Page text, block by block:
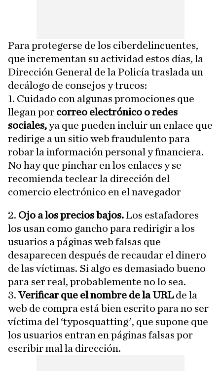
Para protegerse de los ciberdelincuentes,
que incrementan su actividad estos días, la
Dirección General de la Policía traslada un
decálogo de consejos y trucos:
1. Cuidado con algunas promociones que
llegan por correo electrónico o redes
sociales,ya que pueden incluir un enlace que
redirige a un sitio web fraudulento para
robar la información personal y financiera.
No hay que pinchar en los enlaces y se
recomienda teclear la dirección del
comercio electrónico en el navegador
2. Ojo a los precios bajos.Los estafadores
los usan como gancho para redirigir a los
usuarios a páginas web falsas que
desaparecen después de recaudar el dinero
de las víctimas. Si algo es demasiado bueno
para ser real, probablemente no lo sea.
3.Verificar que el nombre de la URLde la
web de compra está bien escrito para no ser
víctima del ‘typosquatting’, que supone que
los usuarios entran en páginas falsas por
escribir mal la dirección.